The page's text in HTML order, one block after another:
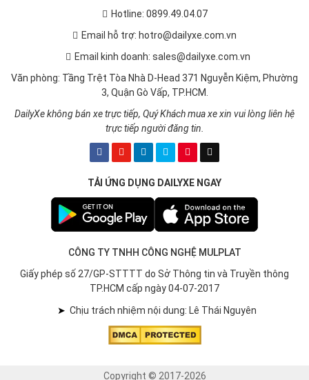
Hotline: 0899.49.04.07
Email hỗ trợ: hotro@dailyxe.com.vn
Email kinh doanh: sales@dailyxe.com.vn
Văn phòng: Tầng Trệt Tòa Nhà D-Head 371 Nguyễn Kiệm, Phường
3, Quận Gò Vấp, TP.HCM.
DailyXe không bán xe trực tiếp, Quý Khách mua xe xin vui lòng liên hệ
trực tiếp người đăng tin.
TẢI ỨNG DỤNG DAILYXE NGAY
CÔNG TY TNHH CÔNG NGHỆ MULPLAT
Giấy phép số 27/GP-STTTT do Sở Thông tin và Truyền thông
TP.HCM cấp ngày 04-07-2017
➤ Chịu trách nhiệm nội dung: Lê Thái Nguyên
Copyright © 2017-2026